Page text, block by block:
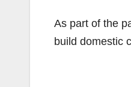
As part of the
build domestic